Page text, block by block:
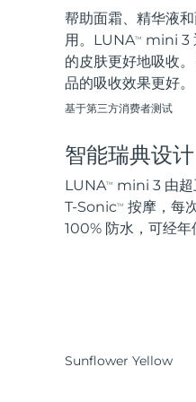
帮助面霜、精华液
用。LUNATM
mini 3
的皮肤更好地吸收
品的吸收效果更好。
基于第三方消费者测试
智能瑞典设计
LUNATM
mini 3 由超
T-SonicTM
按摩，每
100% 防水，可经年
Sunflower Yellow